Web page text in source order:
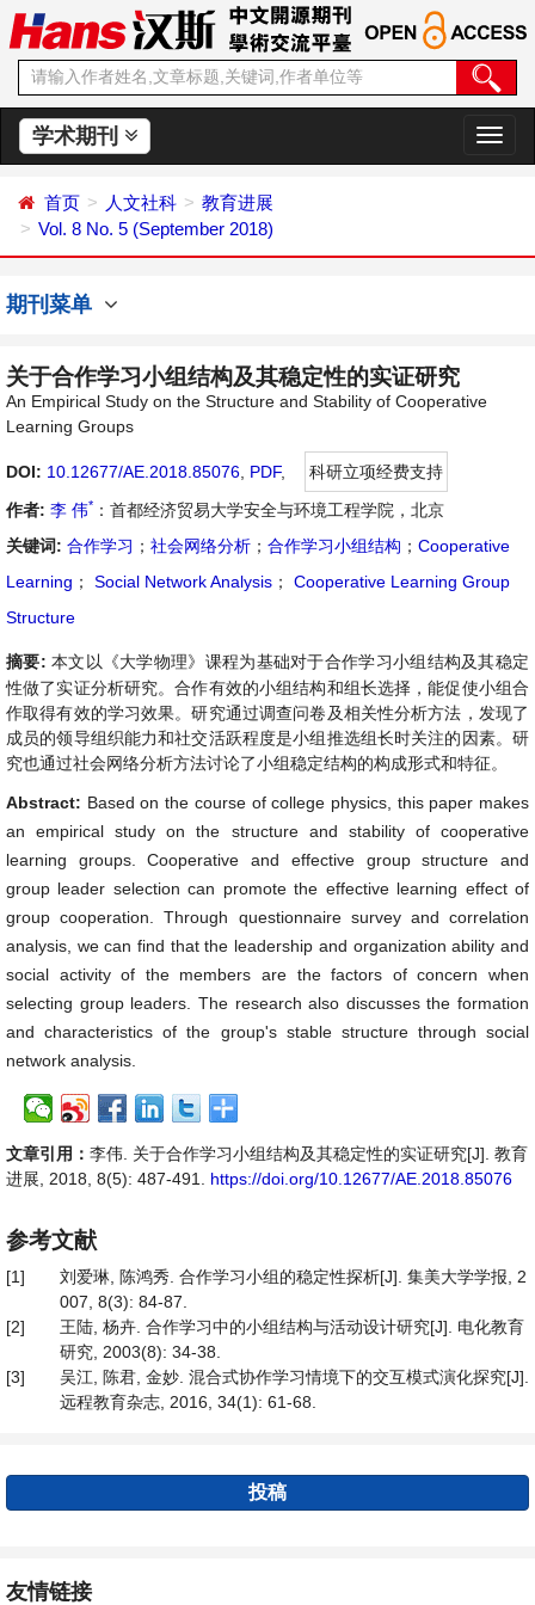
学术期刊
切
换
首页 人文社科
教育进展
Vol. 8 No. 5 (September 2018)
期刊菜单
关于合作学习小组结构及其稳定性的实证研究
An Empirical Study on the Structure and Stability of Cooperative
Learning Groups
DOI: 10.12677/AE.2018.85076 PDF,
科研立项经费支持
作者: 李 伟* ：首都经济贸易大学安全与环境工程学院，北京
关键词: 合作学习 ； 社会网络分析 ； 合作学习小组结构 ； Cooperative
Learning ； Social Network Analysis ；
Cooperative Learning Group
Structure
摘要: 本文以《大学物理》课程为基础对于合作学习小组结构及其稳定
性做了实证分析研究。合作有效的小组结构和组长选择，能促使小组合
作取得有效的学习效果。研究通过调查问卷及相关性分析方法，发现了
成员的领导组织能力和社交活跃程度是小组推选组长时关注的因素。研
究也通过社会网络分析方法讨论了小组稳定结构的构成形式和特征。
Abstract: Based on the course of college physics, this paper makes
an empirical study on the structure and stability of cooperative
learning groups. Cooperative and effective group structure and
group leader selection can promote the effective learning effect of
group cooperation. Through questionnaire survey and correlation
analysis, we can find that the leadership and organization ability and
social activity of the members are the factors of concern when
selecting group leaders. The research also discusses the formation
and characteristics of the group's stable structure through social
network analysis.
文章引用： 李伟. 关于合作学习小组结构及其稳定性的实证研究[J]. 教育
进展, 2018, 8(5): 487-491. https://doi.org/10.12677/AE.2018.85076
参考文献
[1]
刘爱琳, 陈鸿秀. 合作学习小组的稳定性探析[J]. 集美大学学报, 2
007, 8(3): 84-87.
[2]
王陆, 杨卉. 合作学习中的小组结构与活动设计研究[J]. 电化教育
研究, 2003(8): 34-38.
[3]
吴江, 陈君, 金妙. 混合式协作学习情境下的交互模式演化探究[J].
远程教育杂志, 2016, 34(1): 61-68.
投稿
友情链接